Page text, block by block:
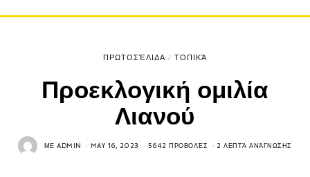
ΠΡΩΤΟΣΈΛΙΔΑ / ΤΟΠΙΚΆ
Προεκλογική ομιλία
Λιανού
ΜΕADMIN MAY 16, 2023 5642 ΠΡΟΒΟΛΈΣ 2 ΛΕΠΤΆ ΑΝΆΓΝΩΣΗΣ